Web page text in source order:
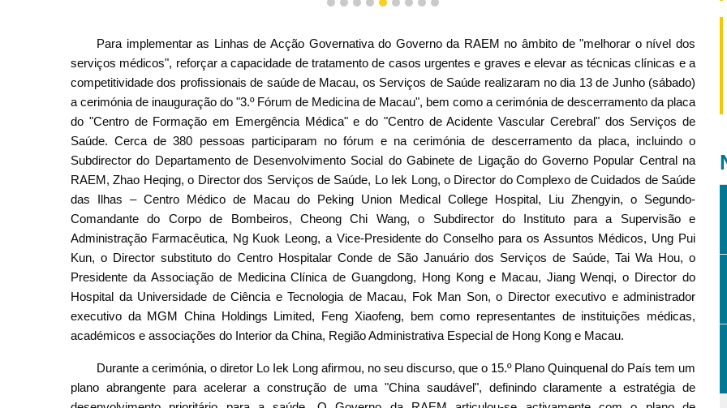
1 2 3 4 5 6 7 8 9
Para implementar as Linhas de Acção Governativa do Governo da RAEM no âmbito de "melhorar o nível dos
serviços médicos", reforçar a capacidade de tratamento de casos urgentes e graves e elevar as técnicas clínicas e a
competitividade dos profissionais de saúde de Macau, os Serviços de Saúde realizaram no dia 13 de Junho (sábado)
a cerimónia de inauguração do "3.º Fórum de Medicina de Macau", bem como a cerimónia de descerramento da placa
do "Centro de Formação em Emergência Médica" e do "Centro de Acidente Vascular Cerebral" dos Serviços de
Saúde. Cerca de 380 pessoas participaram no fórum e na cerimónia de descerramento da placa, incluindo o
Subdirector do Departamento de Desenvolvimento Social do Gabinete de Ligação do Governo Popular Central na
RAEM, Zhao Heqing, o Director dos Serviços de Saúde, Lo Iek Long, o Director do Complexo de Cuidados de Saúde
das Ilhas – Centro Médico de Macau do Peking Union Medical College Hospital, Liu Zhengyin, o Segundo-
Comandante do Corpo de Bombeiros, Cheong Chi Wang, o Subdirector do Instituto para a Supervisão e
Administração Farmacêutica, Ng Kuok Leong, a Vice-Presidente do Conselho para os Assuntos Médicos, Ung Pui
Kun, o Director substituto do Centro Hospitalar Conde de São Januário dos Serviços de Saúde, Tai Wa Hou, o
Presidente da Associação de Medicina Clínica de Guangdong, Hong Kong e Macau, Jiang Wenqi, o Director do
Hospital da Universidade de Ciência e Tecnologia de Macau, Fok Man Son, o Director executivo e administrador
executivo da MGM China Holdings Limited, Feng Xiaofeng, bem como representantes de instituições médicas,
académicos e associações do Interior da China, Região Administrativa Especial de Hong Kong e Macau.
Durante a cerimónia, o diretor Lo Iek Long afirmou, no seu discurso, que o 15.º Plano Quinquenal do País tem um
plano abrangente para acelerar a construção de uma "China saudável", definindo claramente a estratégia de